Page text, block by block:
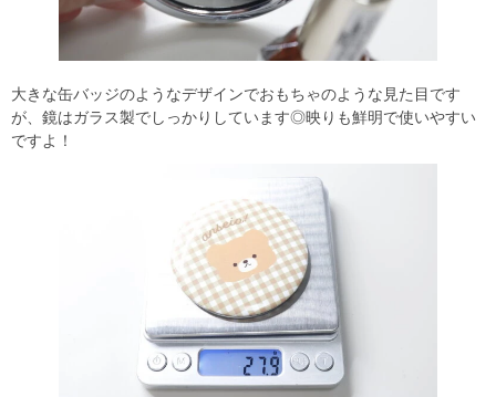
大きな缶バッジのようなデザインでおもちゃのような見た目です
が、鏡はガラス製でしっかりしています◎映りも鮮明で使いやすい
ですよ！